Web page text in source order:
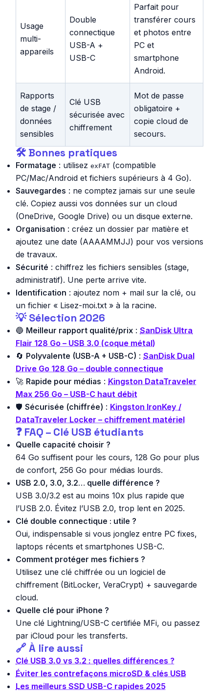
Usage
multi-
appareils
Double
connectique
USB-A +
USB-C
Parfait pour
transférer cours
et photos entre
PC et
smartphone
Android.
Rapports
de stage /
données
sensibles
Clé USB
sécurisée avec
chiffrement
Mot de passe
obligatoire +
copie cloud de
secours.
🛠️ Bonnes pratiques
Formatage : utilisez exFAT (compatible
PC/Mac/Android et fichiers supérieurs à 4 Go).
Sauvegardes : ne comptez jamais sur une seule
clé. Copiez aussi vos données sur un cloud
(OneDrive, Google Drive) ou un disque externe.
Organisation : créez un dossier par matière et
ajoutez une date (AAAAMMJJ) pour vos versions
de travaux.
Sécurité : chiffrez les fichiers sensibles (stage,
administratif). Une perte arrive vite.
Identification : ajoutez nom + mail sur la clé, ou
un fichier « Lisez-moi.txt » à la racine.
💡 Sélection 2026
🔵 Meilleur rapport qualité/prix : SanDisk Ultra
Flair 128 Go – USB 3.0 (coque métal)
🔄 Polyvalente (USB-A + USB-C) : SanDisk Dual
Drive Go 128 Go – double connectique
🚀 Rapide pour médias : Kingston DataTraveler
Max 256 Go – USB-C haut débit
🛡️ Sécurisée (chiffrée) : Kingston IronKey /
DataTraveler Locker – chiffrement matériel
❓ FAQ – Clé USB étudiants
Quelle capacité choisir ?
64 Go suffisent pour les cours, 128 Go pour plus
de confort, 256 Go pour médias lourds.
USB 2.0, 3.0, 3.2… quelle différence ?
USB 3.0/3.2 est au moins 10x plus rapide que
l’USB 2.0. Évitez l’USB 2.0, trop lent en 2025.
Clé double connectique : utile ?
Oui, indispensable si vous jonglez entre PC fixes,
laptops récents et smartphones USB-C.
Comment protéger mes fichiers ?
Utilisez une clé chiffrée ou un logiciel de
chiffrement (BitLocker, VeraCrypt) + sauvegarde
cloud.
Quelle clé pour iPhone ?
Une clé Lightning/USB-C certifiée MFi, ou passez
par iCloud pour les transferts.
🔗 À lire aussi
Clé USB 3.0 vs 3.2 : quelles différences ?
Éviter les contrefaçons microSD & clés USB
Les meilleurs SSD USB-C rapides 2025